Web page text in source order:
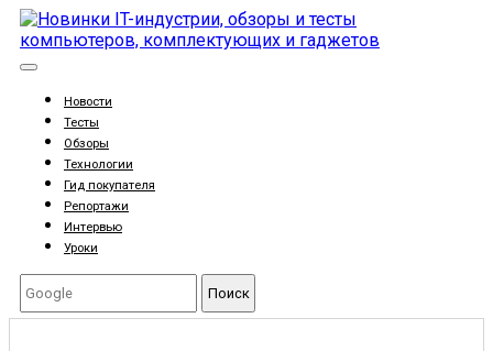
Новости
Тесты
Обзоры
Технологии
Гид покупателя
Репортажи
Интервью
Уроки
Поиск